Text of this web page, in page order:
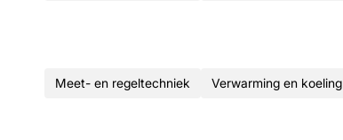
Meet- en regeltechniek Verwarming en koeling